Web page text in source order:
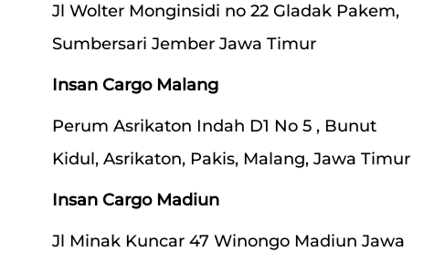
Jl Wolter Monginsidi no 22 Gladak Pakem,
Sumbersari Jember Jawa Timur
Insan Cargo Malang
Perum Asrikaton Indah D1 No 5 , Bunut
Kidul, Asrikaton, Pakis, Malang, Jawa Timur
Insan Cargo Madiun
Jl Minak Kuncar 47 Winongo Madiun Jawa